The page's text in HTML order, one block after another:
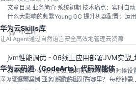
华为云Skills库
让AI Agent通过自然语言安全高效地管理云资源
华为云码道（CodeArts）代码智能体
深入理解项目上下文的智能编码平台
文章目录 业务简介 系统初期 技术痛点：实时自动刷新报表 + 大数据量报表 没
什么大影响的频繁Young GC 提升机器配置：运用大内存机器 用G1来优化大内
存机器...
小工匠
jvm性能调优 - 06线上应用部署JVM实战_
文章目录 Pre 核心参数 如何在启动系统的时候设置JVM参数？ 百万交易系统J
VM设置案例 业务 系统的压力在哪里？ 每秒钟